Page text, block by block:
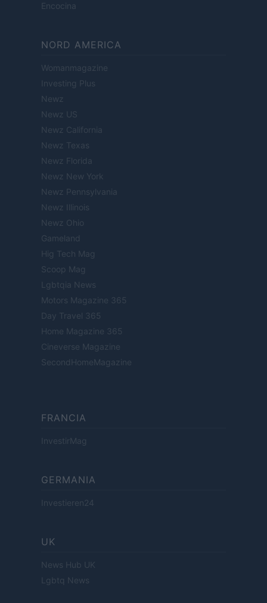
Encocina
NORD AMERICA
Womanmagazine
Investing Plus
Newz
Newz US
Newz California
Newz Texas
Newz Florida
Newz New York
Newz Pennsylvania
Newz Illinois
Newz Ohio
Gameland
Hig Tech Mag
Scoop Mag
Lgbtqia News
Motors Magazine 365
Day Travel 365
Home Magazine 365
Cineverse Magazine
SecondHomeMagazine
FRANCIA
InvestirMag
GERMANIA
Investieren24
UK
News Hub UK
Lgbtq News